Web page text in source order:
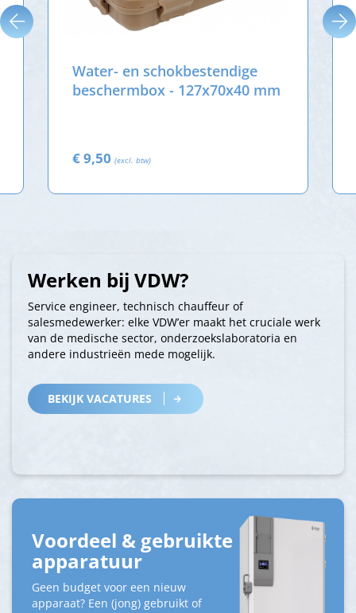
Water- en schokbestendige
beschermbox - 127x70x40 mm
€ 9,50 (excl. btw)
Werken bij VDW?
Service engineer, technisch chauffeur of
salesmedewerker: elke VDW’er maakt het cruciale werk
van de medische sector, onderzoekslaboratoria en
andere industrieën mede mogelijk.
BEKIJK VACATURES
Voordeel & gebruikte
apparatuur
Geen budget voor een nieuw
apparaat? Een (jong) gebruikt of